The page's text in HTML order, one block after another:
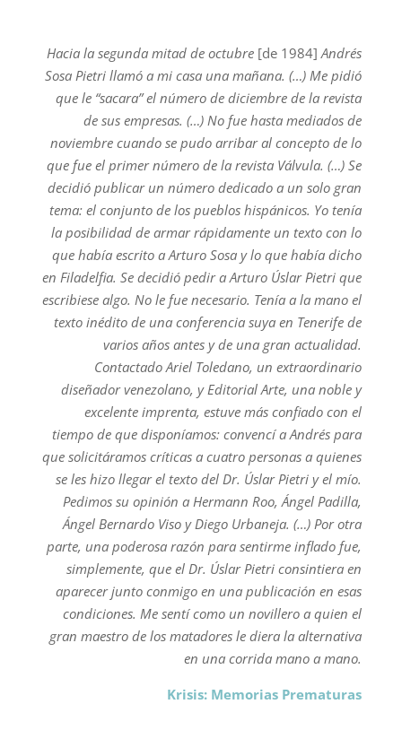
Hacia la segunda mitad de octubre [de 1984]Andrés
Sosa Pietri llamó a mi casa una mañana. (…) Me pidió
que le “sacara” el número de diciembre de la revista
de sus empresas. (…) No fue hasta mediados de
noviembre cuando se pudo arribar al concepto de lo
que fue el primer número de la revista Válvula. (…) Se
decidió publicar un número dedicado a un solo gran
tema: el conjunto de los pueblos hispánicos. Yo tenía
la posibilidad de armar rápidamente un texto con lo
que había escrito a Arturo Sosa y lo que había dicho
en Filadelfia. Se decidió pedir a Arturo Úslar Pietri que
escribiese algo. No le fue necesario. Tenía a la mano el
texto inédito de una conferencia suya en Tenerife de
varios años antes y de una gran actualidad.
Contactado Ariel Toledano, un extraordinario
diseñador venezolano, y Editorial Arte, una noble y
excelente imprenta, estuve más confiado con el
tiempo de que disponíamos: convencí a Andrés para
que solicitáramos críticas a cuatro personas a quienes
se les hizo llegar el texto del Dr. Úslar Pietri y el mío.
Pedimos su opinión a Hermann Roo, Ángel Padilla,
Ángel Bernardo Viso y Diego Urbaneja. (…) Por otra
parte, una poderosa razón para sentirme inflado fue,
simplemente, que el Dr. Úslar Pietri consintiera en
aparecer junto conmigo en una publicación en esas
condiciones. Me sentí como un novillero a quien el
gran maestro de los matadores le diera la alternativa
en una corrida mano a mano.
Krisis: Memorias Prematuras